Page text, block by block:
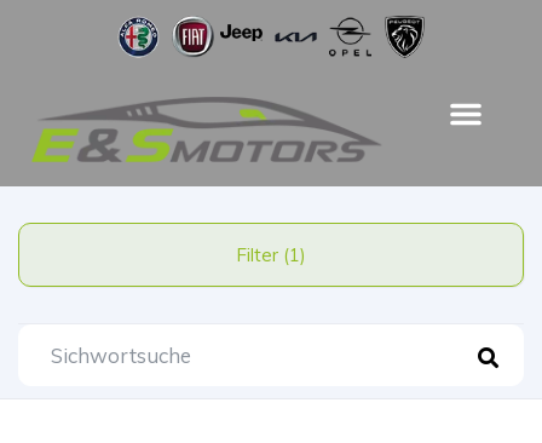
Filter (1)